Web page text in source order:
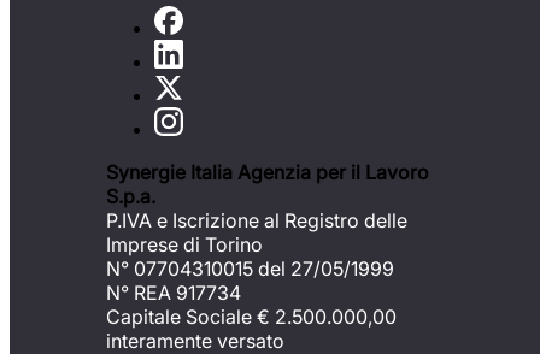
Synergie Italia Agenzia per il Lavoro
S.p.a.
P.IVA e Iscrizione al Registro delle
Imprese di Torino
N° 07704310015 del 27/05/1999
N° REA 917734
Capitale Sociale € 2.500.000,00
interamente versato